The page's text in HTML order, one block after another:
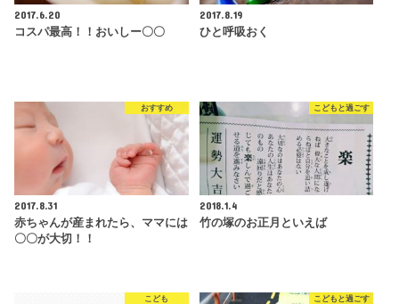
2017.6.20
コスパ最高！！おいしー〇〇
2017.8.19
ひと呼吸おく
おすすめ
2017.8.31
赤ちゃんが産まれたら、ママには
〇〇が大切！！
こどもと過ごす
2018.1.4
竹の塚のお正月といえば
こども こどもと過ごす